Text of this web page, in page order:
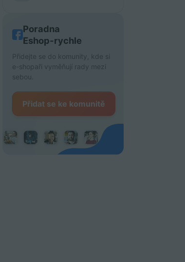
Poradna
Eshop-rychle
Přidejte se do komunity, kde si
e-shopaři vyměňují rady mezi
sebou.
Přidat se ke komunitě